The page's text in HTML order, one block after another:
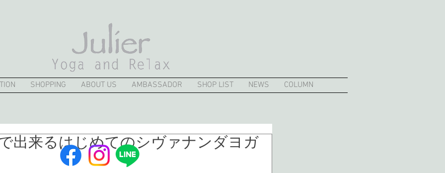
SHOPPING ABOUT US AMBASSADOR SHOP LIST NEWS COLUMN
出来るはじめてのシヴァナンダヨガ